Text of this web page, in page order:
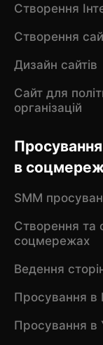
Створення
Створення
Дизайн сайтів
Сайт для
організацій
Просування
в
SMM
Створення та
соцмережах
Ведення
Просування в
Просування в